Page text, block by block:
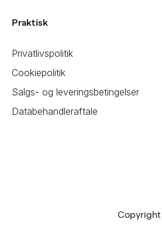
Praktisk
Privatlivspolitik
Cookiepolitik
Salgs- og leveringsbetingelser
Databehandleraftale
Copyright